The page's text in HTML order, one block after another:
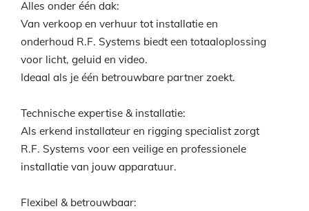
Alles onder één dak:
Van verkoop en verhuur tot installatie en
onderhoud R.F. Systems biedt een totaaloplossing
voor licht, geluid en video.
Ideaal als je één betrouwbare partner zoekt.
Technische expertise & installatie:
Als erkend installateur en rigging specialist zorgt
R.F. Systems voor een veilige en professionele
installatie van jouw apparatuur.
Flexibel & betrouwbaar: